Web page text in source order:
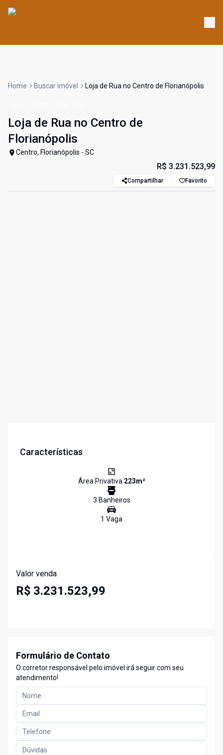
Home Buscar imóvel Loja de Rua no Centro de Florianópolis
Loja de Rua no Centro de
Florianópolis
Centro, Florianópolis - SC
R$ 3.231.523,99
Compartilhar Favorito
Características
Área Privativa 223m²
3 Banheiros
1 Vaga
Valor venda
R$ 3.231.523,99
Formulário de Contato
O corretor responsável pelo imóvel irá seguir com seu
atendimento!